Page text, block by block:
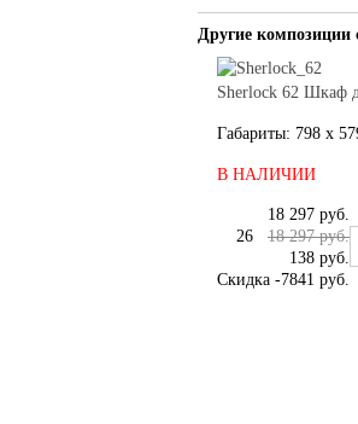
Другие композиции
Sherlock 62 Шкаф
Габариты: 798 x
В НАЛИЧИИ
18 297 руб.
18 297 руб.
26
138 руб.
Скидка -7841 руб.